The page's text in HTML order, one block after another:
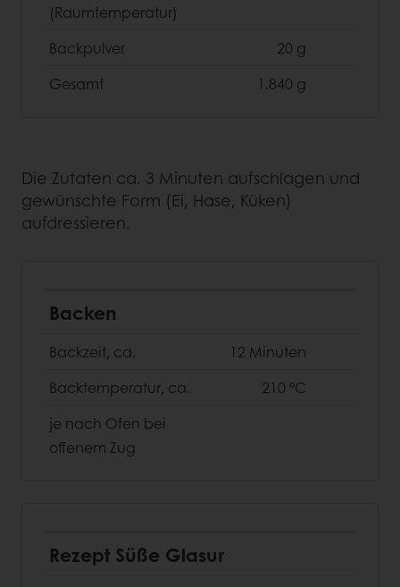
(Raumtemperatur)
Backpulver
20 g
Gesamt
1.840 g
Die Zutaten ca. 3 Minuten aufschlagen und
gewünschte Form (Ei, Hase, Küken)
aufdressieren.
Backen
Backzeit, ca.
12 Minuten
Backtemperatur, ca.
210 °C
je nach Ofen bei
offenem Zug
Rezept Süße Glasur